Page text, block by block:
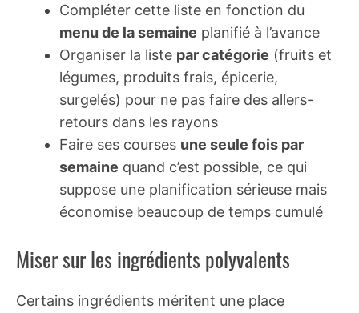
Compléter cette liste en fonction du
menu de la semaine planifié à l’avance
Organiser la liste par catégorie (fruits et
légumes, produits frais, épicerie,
surgelés) pour ne pas faire des allers-
retours dans les rayons
Faire ses courses une seule fois par
semaine quand c’est possible, ce qui
suppose une planification sérieuse mais
économise beaucoup de temps cumulé
Miser sur les ingrédients polyvalents
Certains ingrédients méritent une place